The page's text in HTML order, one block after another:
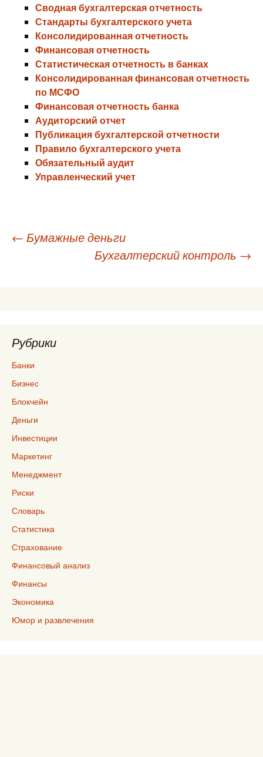
Сводная бухгалтерская отчетность
Стандарты бухгалтерского учета
Консолидированная отчетность
Финансовая отчетность
Статистическая отчетность в банках
Консолидированная финансовая отчетность
по МСФО
Финансовая отчетность банка
Аудиторский отчет
Публикация бухгалтерской отчетности
Правило бухгалтерского учета
Обязательный аудит
Управленческий учет
Навигация
← Бумажные деньги
Бухгалтерский контроль →
Рубрики
Банки
Бизнес
Блокчейн
Деньги
Инвестиции
Маркетинг
Менеджмент
Риски
Словарь
Статистика
Страхование
Финансовый анализ
Финансы
Экономика
Юмор и развлечения